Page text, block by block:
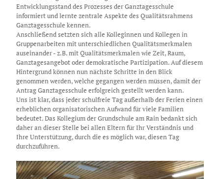
Entwicklungsstand des Prozesses der Ganztagesschule
informiert und lernte zentrale Aspekte des Qualitätsrahmens
Ganztagesschule kennen.
Anschließend setzten sich alle Kolleginnen und Kollegen in
Gruppenarbeiten mit unterschiedlichen Qualitätsmerkmalen
auseinander - z.B. mit Qualitätsmerkmalen wie Zeit, Raum,
Ganztagesangebot oder demokratische Partizipation. Auf diesem
Hintergrund können nun nächste Schritte in den Blick
genommen werden, welche gegangen werden müssen, damit der
Antrag Ganztagesschule erfolgreich gestellt werden kann.
Uns ist klar, dass jeder schulfreie Tag außerhalb der Ferien einen
erheblichen organisatorischen Aufwand für viele Familien
bedeutet. Das Kollegium der Grundschule am Rain bedankt sich
daher an dieser Stelle bei allen Eltern für Ihr Verständnis und
Ihre Unterstützung, durch die es möglich war, diesen Tag
durchzuführen.